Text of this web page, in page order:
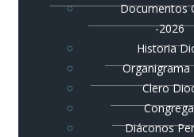
Documentos
-2026
Historia
Organigrama
Clero
Diáconos